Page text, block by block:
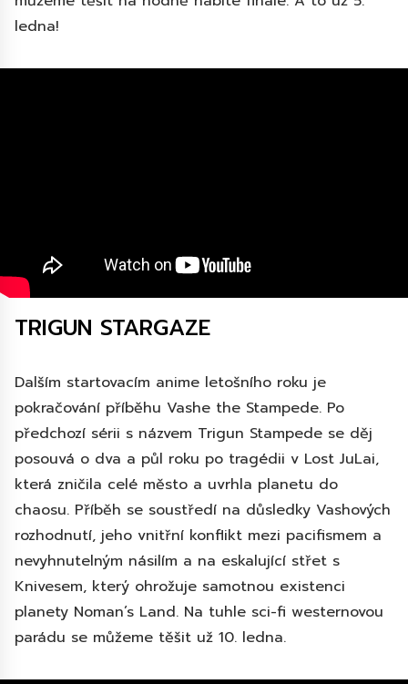
ledna!
TRIGUN STARGAZE
Dalším startovacím anime letošního roku je
pokračování příběhu Vashe the Stampede. Po
předchozí sérii s názvem Trigun Stampede se děj
posouvá o dva a půl roku po tragédii v Lost JuLai,
která zničila celé město a uvrhla planetu do
chaosu. Příběh se soustředí na důsledky Vashových
rozhodnutí, jeho vnitřní konflikt mezi pacifismem a
nevyhnutelným násilím a na eskalující střet s
Knivesem, který ohrožuje samotnou existenci
planety Noman’s Land. Na tuhle sci-fi westernovou
parádu se můžeme těšit už 10. ledna.